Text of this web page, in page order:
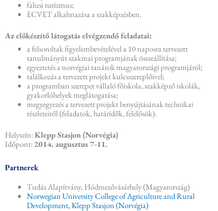
falusi turizmus;
ECVET alkalmazása a szakképzésben.
Az előkészítő látogatás elvégzendő feladatai:
a felsoroltak figyelembevételével a 10 naposra tervezett
tanulmányút szakmai programjának összeállítása;
egyeztetés a norvégiai tanárok magyarországi programjáról;
találkozás a tervezett projekt kulcsszereplőivel;
a programban szerepet vállaló főiskola, szakképző iskolák,
gyakorlóhelyek meglátogatása;
megyegyezés a tervezett projekt benyújtásának technikai
részleteiről (feladatok, határidők, felelősök).
Helyszín:Klepp Stasjon (Norvégia)
Időpont: 2014. augusztus 7-11.
Partnerek
Tudás Alapítvány, Hódmezővásárhely (Magyarország)
Norwegian University College of Agriculture and Rural
Development, Klepp Stasjon (Norvégia)